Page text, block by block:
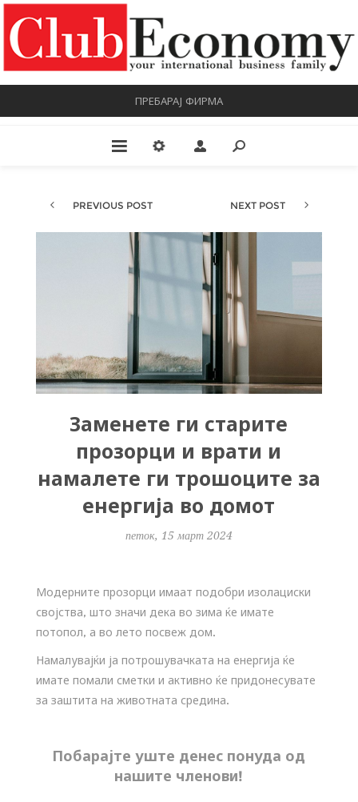
ПРЕБАРАЈ ФИРМА
PREVIOUS POST NEXT POST
Заменете ги старите
прозорци и врати и
намалете ги трошоците за
енергија во домот
петок, 15 март 2024
Модерните прозорци имаат подобри изолациски
својства, што значи дека во зима ќе имате
потопол, а во лето посвеж дом.
Намалувајќи ја потрошувачката на енергија ќе
имате помали сметки и активно ќе придонесувате
за заштита на животната средина.
Побарајте уште денес понуда од
нашите членови!